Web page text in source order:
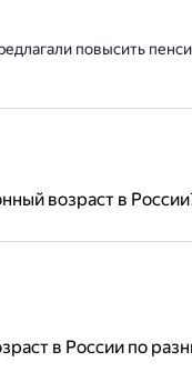
повысить
возраст в
в России по